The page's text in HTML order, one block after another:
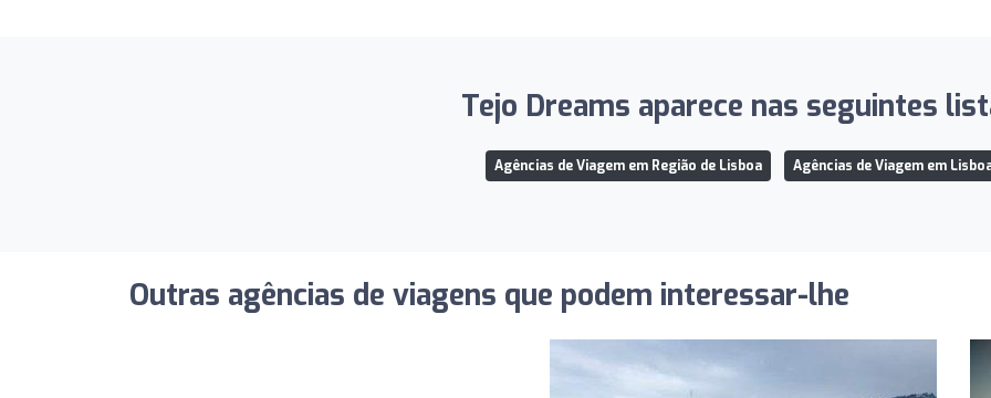
Tejo Dreams aparece nas seguintes
Agências de Viagem em Região de Lisboa Agências de Viagem em
Outras agências de viagens que podem interessar-lhe